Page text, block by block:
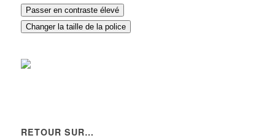
Passer en contraste élevé
Changer la taille de la police
RETOUR SUR…